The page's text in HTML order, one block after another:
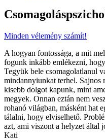
Minden vélemény számít!
A hogyan fontossága, a mit
fogunk inkább emlékezni,
Tegyük bele csomagolatlanul
mindannyiunkat terhel. Sajnos
kisebb dolgot kapunk, mint
megyek. Onnan eztán nem
rohanó világban, másként hat
tálalni, hogy elviselhető.
azt, ami viszont a helyzet által
Kati